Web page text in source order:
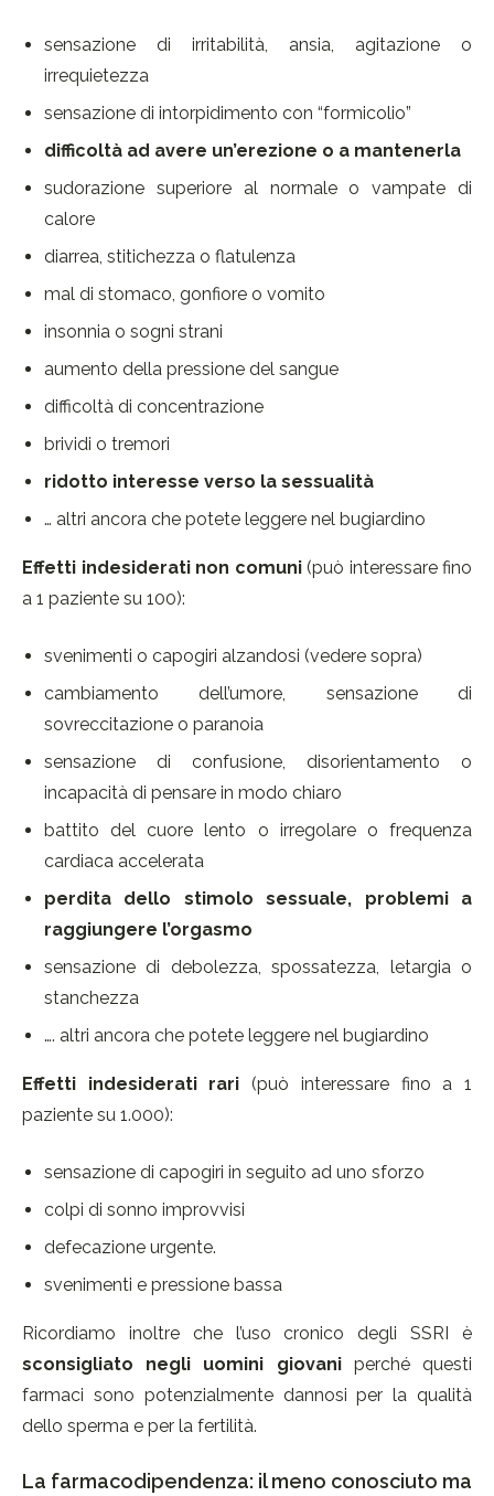
sensazione di irritabilità, ansia, agitazione o
irrequietezza
sensazione di intorpidimento con “formicolio”
difficoltà ad avere un’erezione o a mantenerla
sudorazione superiore al normale o vampate di
calore
diarrea, stitichezza o flatulenza
mal di stomaco, gonfiore o vomito
insonnia o sogni strani
aumento della pressione del sangue
difficoltà di concentrazione
brividi o tremori
ridotto interesse verso la sessualità
… altri ancora che potete leggere nel bugiardino
Effetti indesiderati non comuni(può interessare fino
a 1 paziente su 100):
svenimenti o capogiri alzandosi (vedere sopra)
cambiamento dell’umore, sensazione di
sovreccitazione o paranoia
sensazione di confusione, disorientamento o
incapacità di pensare in modo chiaro
battito del cuore lento o irregolare o frequenza
cardiaca accelerata
perdita dello stimolo sessuale, problemi a
raggiungere l’orgasmo
sensazione di debolezza, spossatezza, letargia o
stanchezza
…. altri ancora che potete leggere nel bugiardino
Effetti indesiderati rari (può interessare fino a 1
paziente su 1.000):
sensazione di capogiri in seguito ad uno sforzo
colpi di sonno improvvisi
defecazione urgente.
svenimenti e pressione bassa
Ricordiamo inoltre che l’uso cronico degli SSRI è
sconsigliato negli uomini giovaniperché questi
farmaci sono potenzialmente dannosi per la qualità
dello sperma e per la fertilità.
La farmacodipendenza: il meno conosciuto ma